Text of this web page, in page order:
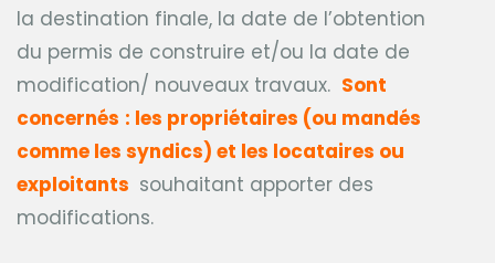
la destination finale, la date de l’obtention
du permis de construire et/ou la date de
modification/ nouveaux travaux. Sont
concernés : les propriétaires (ou mandés
comme les syndics) et les locataires ou
exploitants souhaitant apporter des
modifications.